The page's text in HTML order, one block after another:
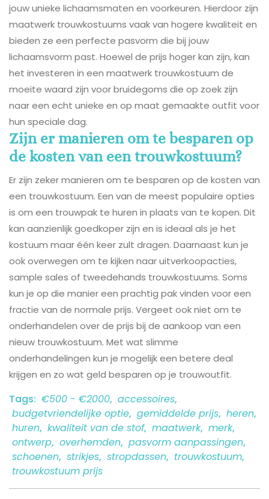
jouw unieke lichaamsmaten en voorkeuren. Hierdoor zijn
maatwerk trouwkostuums vaak van hogere kwaliteit en
bieden ze een perfecte pasvorm die bij jouw
lichaamsvorm past. Hoewel de prijs hoger kan zijn, kan
het investeren in een maatwerk trouwkostuum de
moeite waard zijn voor bruidegoms die op zoek zijn
naar een echt unieke en op maat gemaakte outfit voor
hun speciale dag.
Zijn er manieren om te besparen op
de kosten van een trouwkostuum?
Er zijn zeker manieren om te besparen op de kosten van
een trouwkostuum. Een van de meest populaire opties
is om een trouwpak te huren in plaats van te kopen. Dit
kan aanzienlijk goedkoper zijn en is ideaal als je het
kostuum maar één keer zult dragen. Daarnaast kun je
ook overwegen om te kijken naar uitverkoopacties,
sample sales of tweedehands trouwkostuums. Soms
kun je op die manier een prachtig pak vinden voor een
fractie van de normale prijs. Vergeet ook niet om te
onderhandelen over de prijs bij de aankoop van een
nieuw trouwkostuum. Met wat slimme
onderhandelingen kun je mogelijk een betere deal
krijgen en zo wat geld besparen op je trouwoutfit.
Tags: €500 - €2000, accessoires,
budgetvriendelijke optie, gemiddelde prijs, heren,
huren, kwaliteit van de stof, maatwerk, merk,
ontwerp, overhemden, pasvorm aanpassingen,
schoenen, strikjes, stropdassen, trouwkostuum,
trouwkostuum prijs